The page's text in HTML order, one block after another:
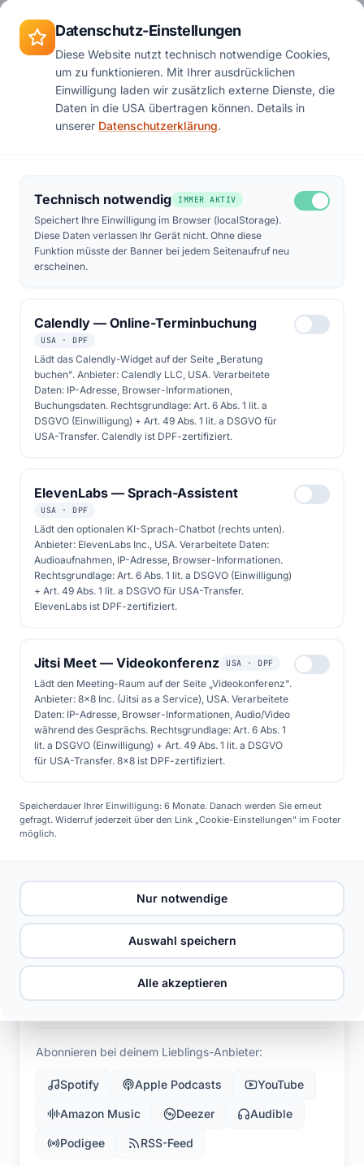
Zum Hauptinhalt springen
Podcast Folge 40
Solarenergie &amp;
Elektrobusse: So wird unser
ÖPNV sauber und leise
Die Episode behandelt die Rolle von
erhöhen und emissionsfreies Laden
ermöglichen. Erfolgreiche Beispiele und
Planungsaspekte werden diskutiert.
Kostenlose Beratung
#40 Solarenergie &amp; Elektrobusse: So wird unser ÖPNV sauber und leise
Solarsorglos – Der Solar Podcast
Abonnieren bei deinem Lieblings-Anbieter:
Spotify Apple Podcasts YouTube
Amazon Music Deezer Audible
Podigee RSS-Feed
Datenschutz-Einstellungen
Diese Website nutzt technisch notwendige Cookies,
um zu funktionieren. Mit Ihrer ausdrücklichen
Einwilligung laden wir zusätzlich externe Dienste, die
Daten in die USA übertragen können. Details in
unserer Datenschutzerklärung.
Technisch notwendig IMMER AKTIV
Speichert Ihre Einwilligung im Browser (localStorage).
Diese Daten verlassen Ihr Gerät nicht. Ohne diese
Funktion müsste der Banner bei jedem Seitenaufruf neu
erscheinen.
Calendly — Online-Terminbuchung
USA · DPF
Lädt das Calendly-Widget auf der Seite „Beratung
buchen". Anbieter: Calendly LLC, USA. Verarbeitete
Daten: IP-Adresse, Browser-Informationen,
Buchungsdaten. Rechtsgrundlage: Art. 6 Abs. 1 lit. a
DSGVO (Einwilligung) + Art. 49 Abs. 1 lit. a DSGVO für
USA-Transfer. Calendly ist DPF-zertifiziert.
ElevenLabs — Sprach-Assistent
USA · DPF
Lädt den optionalen KI-Sprach-Chatbot (rechts unten).
Anbieter: ElevenLabs Inc., USA. Verarbeitete Daten:
Audioaufnahmen, IP-Adresse, Browser-Informationen.
Rechtsgrundlage: Art. 6 Abs. 1 lit. a DSGVO (Einwilligung)
+ Art. 49 Abs. 1 lit. a DSGVO für USA-Transfer.
ElevenLabs ist DPF-zertifiziert.
Jitsi Meet — Videokonferenz USA · DPF
Lädt den Meeting-Raum auf der Seite „Videokonferenz".
Anbieter: 8x8 Inc. (Jitsi as a Service), USA. Verarbeitete
Daten: IP-Adresse, Browser-Informationen, Audio/Video
während des Gesprächs. Rechtsgrundlage: Art. 6 Abs. 1
lit. a DSGVO (Einwilligung) + Art. 49 Abs. 1 lit. a DSGVO
für USA-Transfer. 8x8 ist DPF-zertifiziert.
Speicherdauer Ihrer Einwilligung: 6 Monate. Danach werden Sie erneut
gefragt. Widerruf jederzeit über den Link „Cookie-Einstellungen" im Footer
möglich.
Nur notwendige
Auswahl speichern
Alle akzeptieren